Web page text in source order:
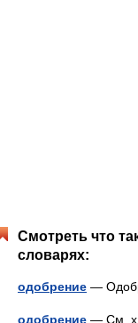
Смотреть что
словарях:
одобрение —
одобрение — См.